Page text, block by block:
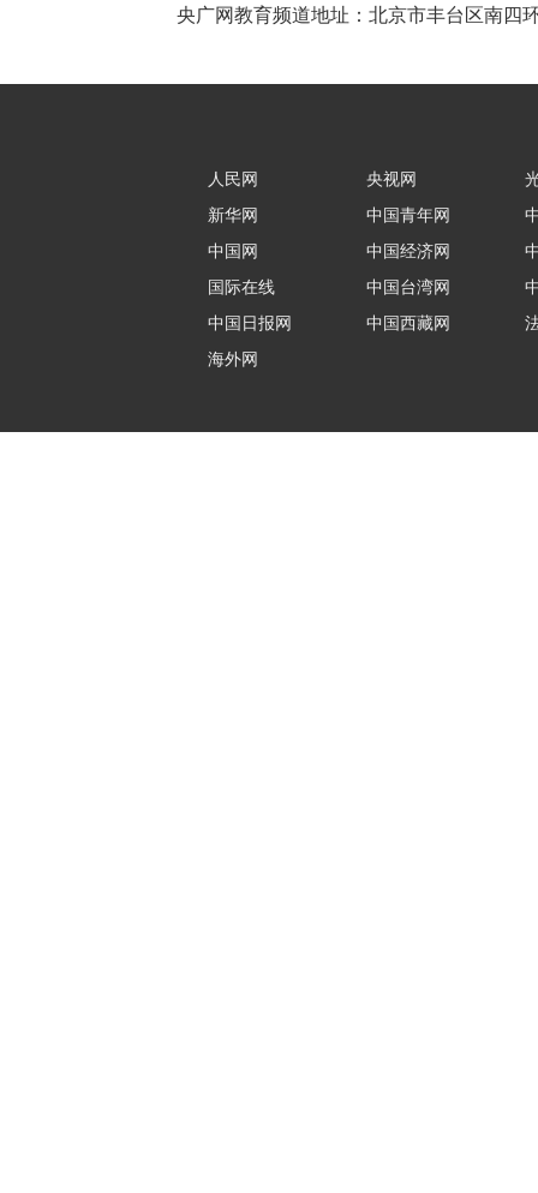
央广网教育频道地址：北京市丰台区南
人民网
新华网
中国网
国际在线
中国日报网
海外网
央视网
中国青年网
中国经济网
中国台湾网
中国西藏网